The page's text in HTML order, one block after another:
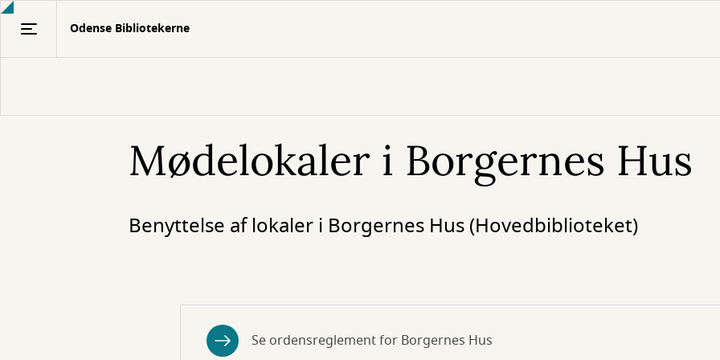
Gå
Odense Bibliotekerne
Mødelokaler i Borgernes Hus
Benyttelse af lokaler i Borgernes Hus (Hovedbiblioteket)
Se ordensreglement for Borgernes Hus